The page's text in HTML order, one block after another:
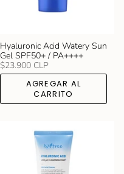
Hyaluronic Acid Watery Sun
Gel SPF50+ / PA++++
$23.900 CLP
AGREGAR AL
CARRITO